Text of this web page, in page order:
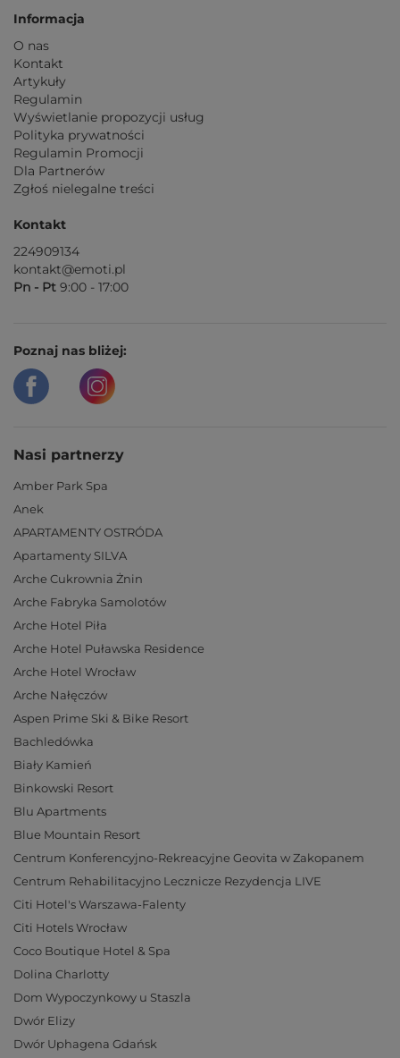
Informacja
O nas
Kontakt
Artykuły
Regulamin
Wyświetlanie propozycji usług
Polityka prywatności
Regulamin Promocji
Dla Partnerów
Zgłoś nielegalne treści
Kontakt
224909134
kontakt@emoti.pl
Pn - Pt 9:00 - 17:00
Poznaj nas bliżej:
Nasi partnerzy
Amber Park Spa
Anek
APARTAMENTY OSTRÓDA
Apartamenty SILVA
Arche Cukrownia Żnin
Arche Fabryka Samolotów
Arche Hotel Piła
Arche Hotel Puławska Residence
Arche Hotel Wrocław
Arche Nałęczów
Aspen Prime Ski & Bike Resort
Bachledówka
Biały Kamień
Binkowski Resort
Blu Apartments
Blue Mountain Resort
Centrum Konferencyjno-Rekreacyjne Geovita w Zakopanem
Centrum Rehabilitacyjno Lecznicze Rezydencja LIVE
Citi Hotel's Warszawa-Falenty
Citi Hotels Wrocław
Coco Boutique Hotel & Spa
Dolina Charlotty
Dom Wypoczynkowy u Staszla
Dwór Elizy
Dwór Uphagena Gdańsk